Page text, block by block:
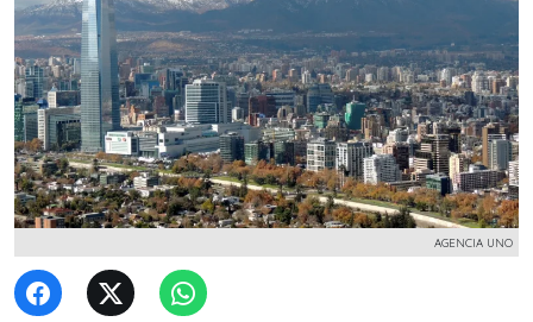
AGENCIA UNO